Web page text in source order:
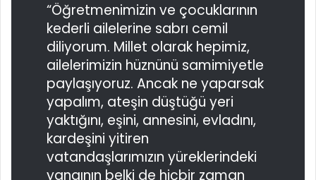
“Öğretmenimizin ve çocuklarının
kederli ailelerine sabrı cemil
diliyorum. Millet olarak hepimiz,
ailelerimizin hüznünü samimiyetle
paylaşıyoruz. Ancak ne yaparsak
yapalım, ateşin düştüğü yeri
yaktığını, eşini, annesini, evladını,
kardeşini yitiren
vatandaşlarımızın yüreklerindeki
yangının belki de hiçbir zaman